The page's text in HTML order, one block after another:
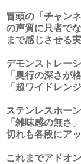
冒頭の「チャン
の声質に只者で
まで感じさせる実
デモンストレー
「奥行の深さが
「超ワイドレン
ステンレスホー
「雑味感の無さ
切れも各段にア
これまでアドオ